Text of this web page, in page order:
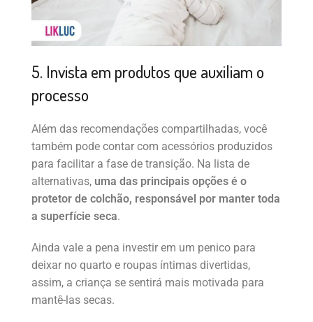
5. Invista em produtos que auxiliam o
processo
Além das recomendações compartilhadas, você
também pode contar com acessórios produzidos
para facilitar a fase de transição. Na lista de
alternativas, uma das principais opções é o
protetor de colchão, responsável por manter toda
a superfície seca.
Ainda vale a pena investir em um penico para
deixar no quarto e roupas íntimas divertidas,
assim, a criança se sentirá mais motivada para
mantê-las secas.